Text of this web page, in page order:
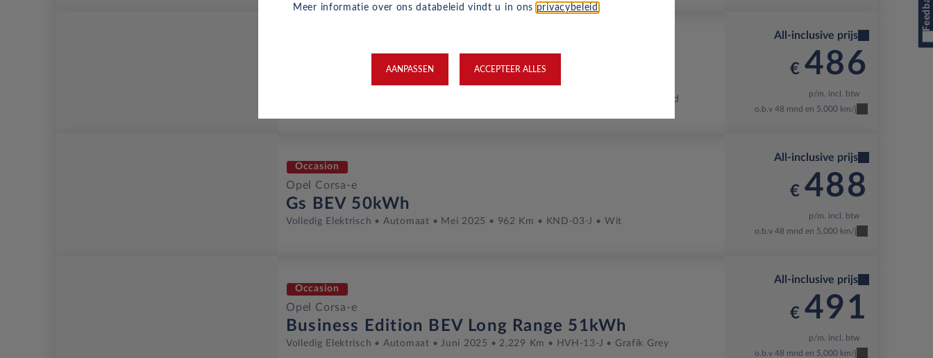
Yes BEV 50kWh
Kiss Red
All-inclusive prijs
€ 486
p/m. incl. btw
o.b.v 48 mnd en 5,000 km/j
Occasion
Opel Corsa-e
Gs BEV 50kWh
Volledig Elektrisch Automaat Mei 2025 962 Km KND-03-J Wit
All-inclusive prijs
€ 488
p/m. incl. btw
o.b.v 48 mnd en 5,000 km/j
Occasion
Opel Corsa-e
Business Edition BEV Long Range 51kWh
Volledig Elektrisch Automaat Juni 2025 2,229 Km HVH-13-J Grafik Grey
All-inclusive prijs
€ 491
p/m. incl. btw
o.b.v 48 mnd en 5,000 km/j
Meer informatie over ons databeleid vindt u in ons privacybeleid.
AANPASSEN ACCEPTEER ALLES